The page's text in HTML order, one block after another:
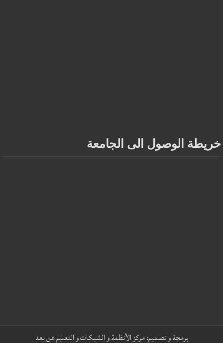
خريطة الوصول الى الجامعة
برمجة و تصميم:مركز الأنظمة و الشبكات و التعليم عن بعد